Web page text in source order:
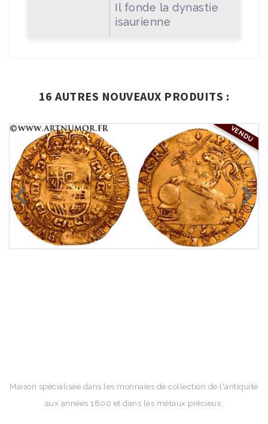
Il fonde la dynastie
isaurienne
16 AUTRES NOUVEAUX PRODUITS :
VENDU
Maison spécialisée dans les monnaies de collection de l'antiquité
aux années 1800 et dans les métaux précieux.